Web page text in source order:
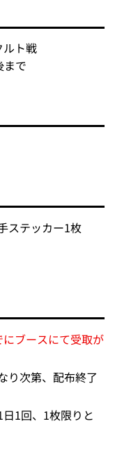
ルト戦
まで
ステッカー1枚
ブースにて受取が
り次第、配布終了
1回、1枚限りと